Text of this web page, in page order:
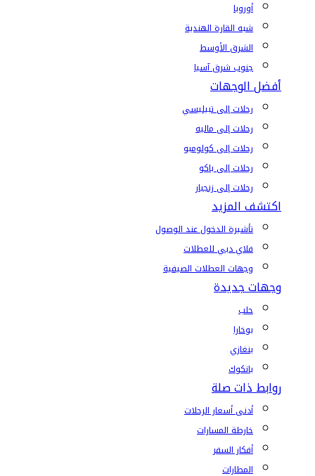
أوروبا
شبه القارة الهندية
الشرق الأوسط
جنوب شرق آسيا
أفضل الوجهات
رحلات إلى تبيليسي
رحلات إلى ماليه
رحلات إلى كولومبو
رحلات إلى باكو
رحلات إلى زنجبار
اكتشف المزيد
تأشيرة الدخول عند الوصول
فلاي دبي للعطلات
وجهات العطلات الصيفية
وجهات جديدة
حلب
بوخارا
بنغازي
بانكوك
روابط ذات صلة
أدنى أسعار الرحلات
خارطة المسارات
أفكار السفر
المطارات